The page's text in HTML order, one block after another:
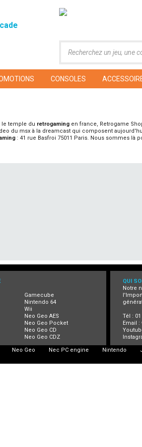
CONSOLES
le temple du retrogaming en france, Retrogame
du msx à la dreamcast qui composent
: 41 rue Basfroi 75011 Paris. Nous sommes là
Gamecube
Nintendo 64
Wii
Neo Geo AES
Neo Geo Pocket
Neo Geo CD
Neo Geo CDZ
QUI
Notre
Tél : 01
Email :
Neo Geo Nec PC engine Nintendo